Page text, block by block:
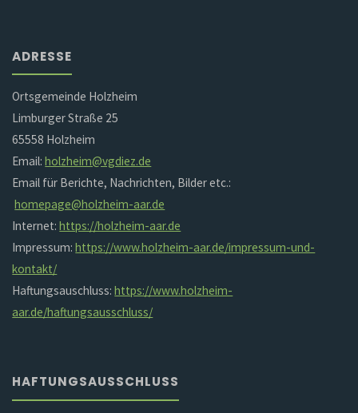
ADRESSE
Ortsgemeinde Holzheim
Limburger Straße 25
65558 Holzheim
Email:holzheim@vgdiez.de
Email für Berichte, Nachrichten, Bilder etc.:
homepage@holzheim-aar.de
Internet:https://holzheim-aar.de
Impressum:https://www.holzheim-aar.de/impressum-und-
kontakt/
Haftungsauschluss:https://www.holzheim-
aar.de/haftungsausschluss/
HAFTUNGSAUSSCHLUSS